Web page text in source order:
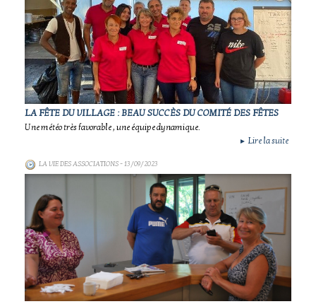
LA FÊTE DU VILLAGE : BEAU SUCCÈS DU COMITÉ DES FÊTES
Une météo très favorable , une équipe dynamique.
► Lire la suite
LA VIE DES ASSOCIATIONS- 13/09/2023